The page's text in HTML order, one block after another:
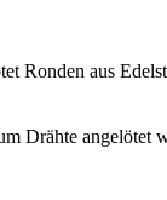
Ronden aus
Drähte angelötet